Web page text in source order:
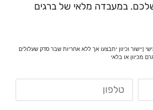
במעבדה מלאי של ברגים
בימי ראשון-חמישי |יישור וכיוון יתבצעו אך ללא אחריות שבר סדק שעלולים
מכיוון או בלאי